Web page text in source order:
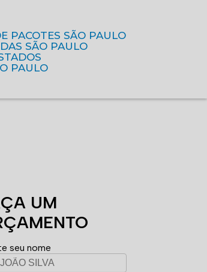
PACOTES SÃO PAULO
SÃO PAULO
PAULO
UM
seu nome